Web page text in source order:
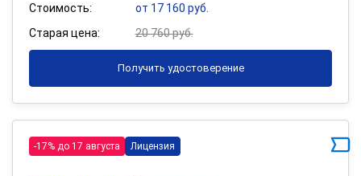
Стоимость:
от 17 160 руб.
Старая цена:
20 760 руб.
Получить удостоверение
-17% до 17 августа Лицензия